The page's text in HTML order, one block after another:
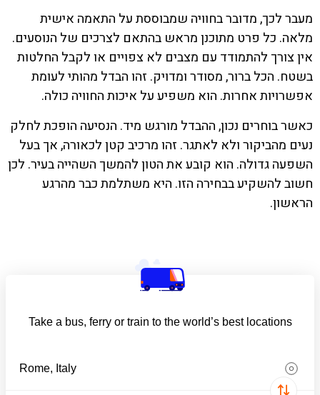
מעבר לכך, מדובר בחוויה שמבוססת על התאמה אישית
מלאה. כל פרט מתוכנן מראש בהתאם לצרכים של הנוסעים.
אין צורך להתמודד עם מצבים לא צפויים או לקבל החלטות
בשטח. הכל ברור, מסודר ומדויק. זהו הבדל מהותי לעומת
אפשרויות אחרות. הוא משפיע על איכות החוויה כולה.
כאשר בוחרים נכון, ההבדל מורגש מיד. הנסיעה הופכת לחלק
נעים מהביקור ולא לאתגר. זהו מרכיב קטן לכאורה, אך בעל
השפעה גדולה. הוא קובע את הטון להמשך השהייה בעיר. לכן
חשוב להשקיע בבחירה הזו. היא משתלמת כבר מהרגע
הראשון.
Take a bus, ferry or train to the world’s best locations